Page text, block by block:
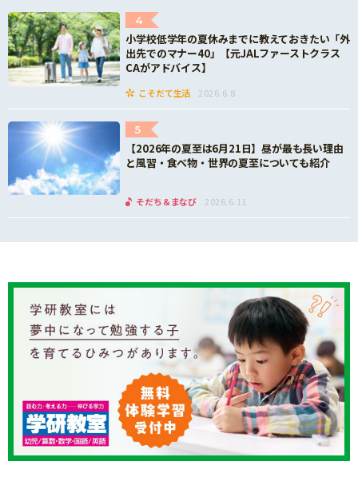
4
小学校低学年の夏休みまでに教えておきたい「外
出先でのマナー40」【元JALファーストクラス
CAがアドバイス】
こそだて生活 2026.6.8
5
【2026年の夏至は6月21日】昼が最も長い理由
と風習・食べ物・世界の夏至についても紹介
そだち＆まなび 2026.6.11